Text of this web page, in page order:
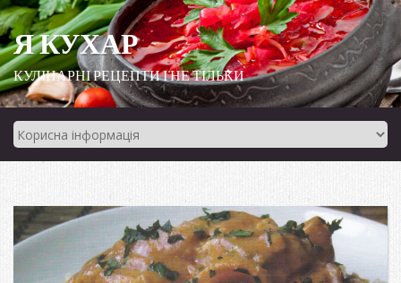
Я КУХАР
КУЛІНАРНІ РЕЦЕПТИ І НЕ ТІЛЬКИ